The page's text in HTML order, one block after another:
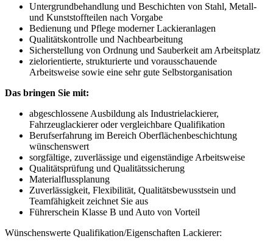
Untergrundbehandlung und Beschichten von Stahl, Metall-
und Kunststoffteilen nach Vorgabe
Bedienung und Pflege moderner Lackieranlagen
Qualitätskontrolle und Nachbearbeitung
Sicherstellung von Ordnung und Sauberkeit am Arbeitsplatz
zielorientierte, strukturierte und vorausschauende
Arbeitsweise sowie eine sehr gute Selbstorganisation
Das bringen Sie mit:
abgeschlossene Ausbildung als Industrielackierer,
Fahrzeuglackierer oder vergleichbare Qualifikation
Berufserfahrung im Bereich Oberflächenbeschichtung
wünschenswert
sorgfältige, zuverlässige und eigenständige Arbeitsweise
Qualitätsprüfung und Qualitätssicherung
Materialflussplanung
Zuverlässigkeit, Flexibilität, Qualitätsbewusstsein und
Teamfähigkeit zeichnet Sie aus
Führerschein Klasse B und Auto von Vorteil
Wünschenswerte Qualifikation/Eigenschaften Lackierer: